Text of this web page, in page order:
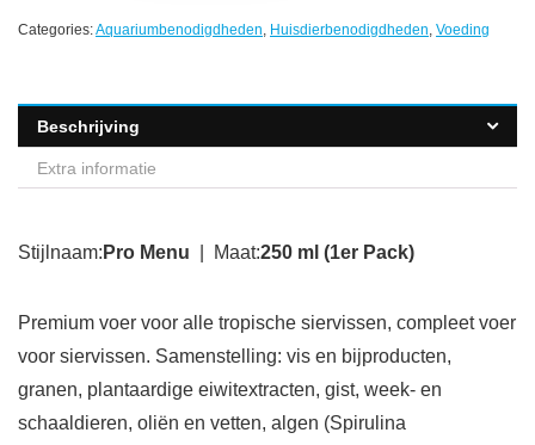
Categories:Aquariumbenodigdheden, Huisdierbenodigdheden, Voeding
Beschrijving
Extra informatie
Stijlnaam: Pro Menu | Maat:250 ml (1er Pack)
Premium voer voor alle tropische siervissen, compleet voer
voor siervissen. Samenstelling: vis en bijproducten,
granen, plantaardige eiwitextracten, gist, week- en
schaaldieren, oliën en vetten, algen (Spirulina